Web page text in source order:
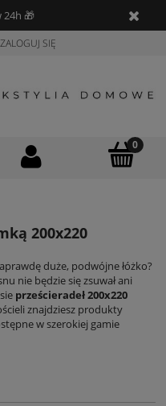
24h 🎁
ZALOGUJ SIĘ
200x220
duże, podwójne łóżko?
nie będzie się zsuwał ani
prześcieradeł 200x220
znajdziesz produkty
w szerokiej gamie